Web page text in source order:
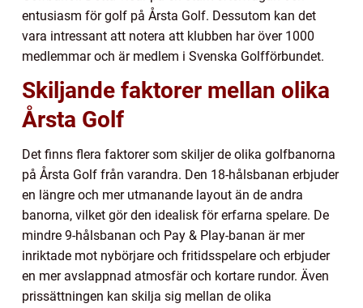
entusiasm för golf på Årsta Golf. Dessutom kan det
vara intressant att notera att klubben har över 1000
medlemmar och är medlem i Svenska Golfförbundet.
Skiljande faktorer mellan olika
Årsta Golf
Det finns flera faktorer som skiljer de olika golfbanorna
på Årsta Golf från varandra. Den 18-hålsbanan erbjuder
en längre och mer utmanande layout än de andra
banorna, vilket gör den idealisk för erfarna spelare. De
mindre 9-hålsbanan och Pay & Play-banan är mer
inriktade mot nybörjare och fritidsspelare och erbjuder
en mer avslappnad atmosfär och kortare rundor. Även
prissättningen kan skilja sig mellan de olika